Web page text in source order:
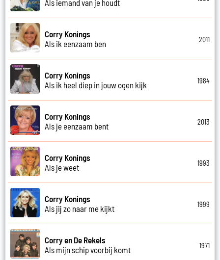
Als iemand van je houdt
Corry Konings
Als ik eenzaam ben
2011
Corry Konings
Als ik heel diep in jouw ogen kijk
1984
Corry Konings
Als je eenzaam bent
2013
Corry Konings
Als je weet
1993
Corry Konings
Als jij zo naar me kijkt
1999
Corry en De Rekels
Als mijn schip voorbij komt
1971